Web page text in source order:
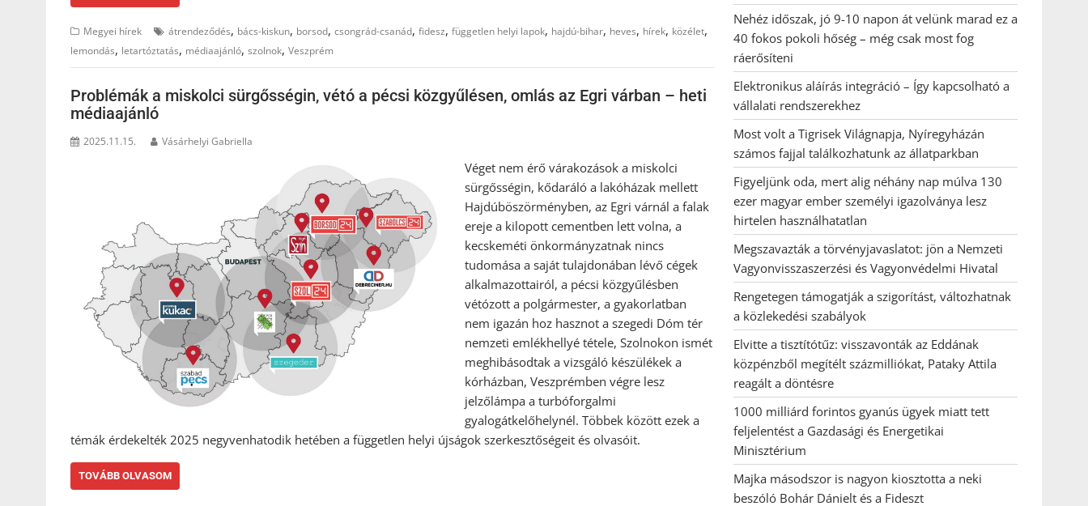
Megyei hírek átrendeződés, bács-kiskun, borsod, csongrád-csanád, fidesz, független helyi lapok, hajdú-bihar, heves, hírek, közélet,
lemondás, letartóztatás, médiaajánló, szolnok, Veszprém
Problémák a miskolci sürgősségin, vétó a pécsi közgyűlésen, omlás az Egri várban – heti
médiaajánló
2025.11.15. Vásárhelyi Gabriella
Véget nem érő várakozások a miskolci
sürgősségin, kődaráló a lakóházak mellett
Hajdúböszörményben, az Egri várnál a falak
ereje a kilopott cementben lett volna, a
kecskeméti önkormányzatnak nincs
tudomása a saját tulajdonában lévő cégek
alkalmazottairól, a pécsi közgyűlésben
vétózott a polgármester, a gyakorlatban
nem igazán hoz hasznot a szegedi Dóm tér
nemzeti emlékhellyé tétele, Szolnokon ismét
meghibásodtak a vizsgáló készülékek a
kórházban, Veszprémben végre lesz
jelzőlámpa a turbóforgalmi
gyalogátkelőhelynél. Többek között ezek a
témák érdekelték 2025 negyvenhatodik hetében a független helyi újságok szerkesztőségeit és olvasóit.
TOVÁBB OLVASOM
Nehéz időszak, jó 9-10 napon át velünk marad ez a
40 fokos pokoli hőség – még csak most fog
ráerősíteni
Elektronikus aláírás integráció – Így kapcsolható a
vállalati rendszerekhez
Most volt a Tigrisek Világnapja, Nyíregyházán
számos fajjal találkozhatunk az állatparkban
Figyeljünk oda, mert alig néhány nap múlva 130
ezer magyar ember személyi igazolványa lesz
hirtelen használhatatlan
Megszavazták a törvényjavaslatot: jön a Nemzeti
Vagyonvisszaszerzési és Vagyonvédelmi Hivatal
Rengetegen támogatják a szigorítást, változhatnak
a közlekedési szabályok
Elvitte a tisztítótűz: visszavonták az Eddának
közpénzből megítélt százmilliókat, Pataky Attila
reagált a döntésre
1000 milliárd forintos gyanús ügyek miatt tett
feljelentést a Gazdasági és Energetikai
Minisztérium
Majka másodszor is nagyon kiosztotta a neki
beszóló Bohár Dánielt és a Fideszt